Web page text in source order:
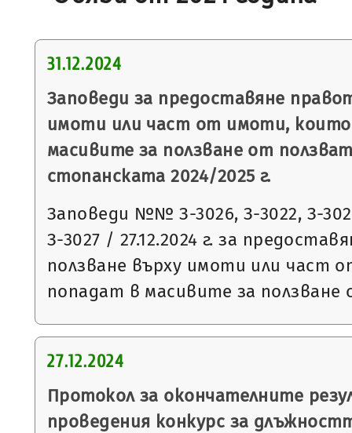
31.12.2024
Заповеди за предоставяне
имоти или част от имоти,
масивите за ползване от
стопанската 2024/2025 г.
Заповеди №№ З-3026, З-3022, З-
З-3027 / 27.12.2024 г. за
ползване върху имоти или част
попадат в масивите за ползване
27.12.2024
Протокол за окончателните
проведения конкурс за